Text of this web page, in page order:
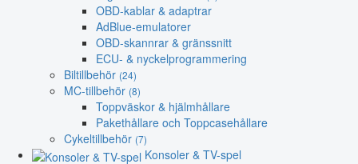
OBD-kablar & adaptrar
AdBlue-emulatorer
OBD-skannrar & gränssnitt
ECU- & nyckelprogrammering
Biltillbehör (24)
MC-tillbehör (8)
Toppväskor & hjälmhållare
Pakethållare och Toppcasehållare
Cykeltillbehör (7)
Konsoler & TV-spel